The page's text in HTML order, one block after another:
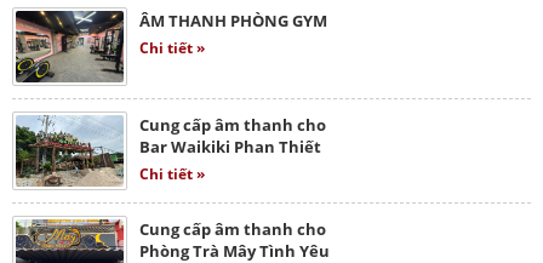
ÂM THANH PHÒNG GYM
Chi tiết »
Cung cấp âm thanh cho
Bar Waikiki Phan Thiết
Chi tiết »
Cung cấp âm thanh cho
Phòng Trà Mây Tình Yêu